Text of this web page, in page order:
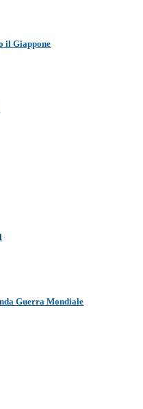
il Giappone
Guerra Mondiale